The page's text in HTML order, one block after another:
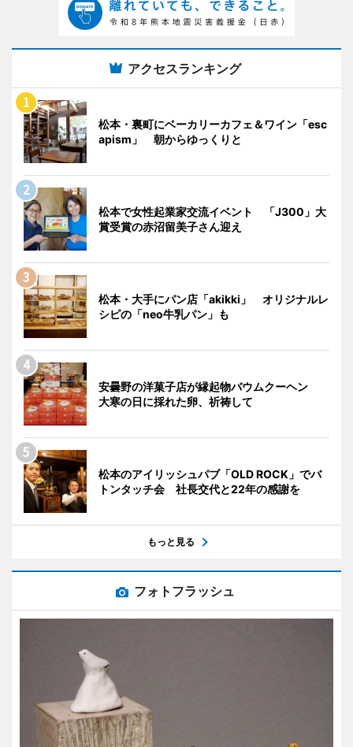
アクセスランキング
松本・裏町にベーカリーカフェ＆ワイン「esc
apism」 朝からゆっくりと
松本で女性起業家交流イベント 「J300」大
賞受賞の赤沼留美子さん迎え
松本・大手にパン店「akikki」 オリジナルレ
シピの「neo牛乳パン」も
安曇野の洋菓子店が縁起物バウムクーヘン
大寒の日に採れた卵、祈祷して
松本のアイリッシュパブ「OLD ROCK」でバ
トンタッチ会 社長交代と22年の感謝を
もっと見る
フォトフラッシュ